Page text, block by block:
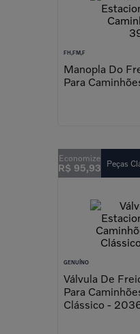
FH,FM,F
Manopla Do
Para
R$ 95,93 Peças
GENUÍNO
Válvula De
Para
Clássico -